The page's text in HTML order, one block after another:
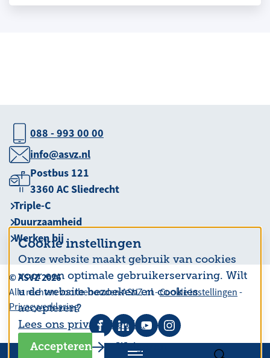
Cookie instellingen
Onze website maakt gebruik van cookies
voor een optimale gebruikerservaring. Wilt
u de website bezoeken en cookies
accepteren?
Lees ons privacy beleid.
Accepteren
Weigeren
088 - 993 00 00
info@asvz.nl
Postbus 121
3360 AC Sliedrecht
Triple-C
Duurzaamheid
Werken bij
© ASVZ 2026
Alle rechten voorbehouden ASVZ.nl -Cookie instellingen -
Privacyverklaring